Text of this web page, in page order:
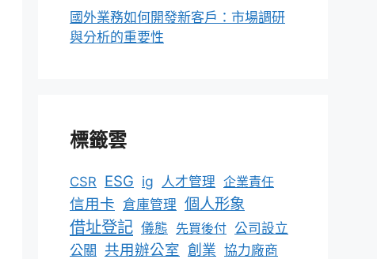
國外業務如何開發新客戶：市場調研
與分析的重要性
標籤雲
CSR ESG ig 人才管理 企業責任
信用卡 倉庫管理 個人形象
借址登記 儀態 先買後付 公司設立
公關 共用辦公室 創業 協力廠商